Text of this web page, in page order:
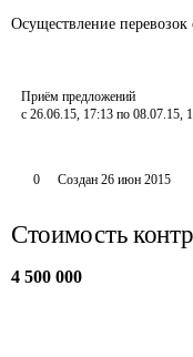
Осуществление перевозок
Приём предложений
с 26.06.15, 17:13 по 08.07.15,
0 Создан 26 июн 2015
Стоимость
4 500 000